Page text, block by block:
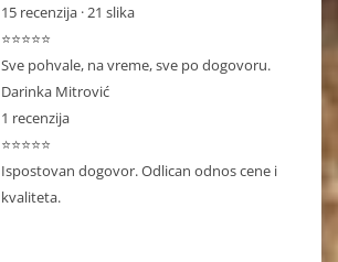
15 recenzija · 21 slika
⭐⭐⭐⭐⭐
Sve pohvale, na vreme, sve po dogovoru.
Darinka Mitrović
1 recenzija
⭐⭐⭐⭐⭐
Ispostovan dogovor. Odlican odnos cene i
kvaliteta.